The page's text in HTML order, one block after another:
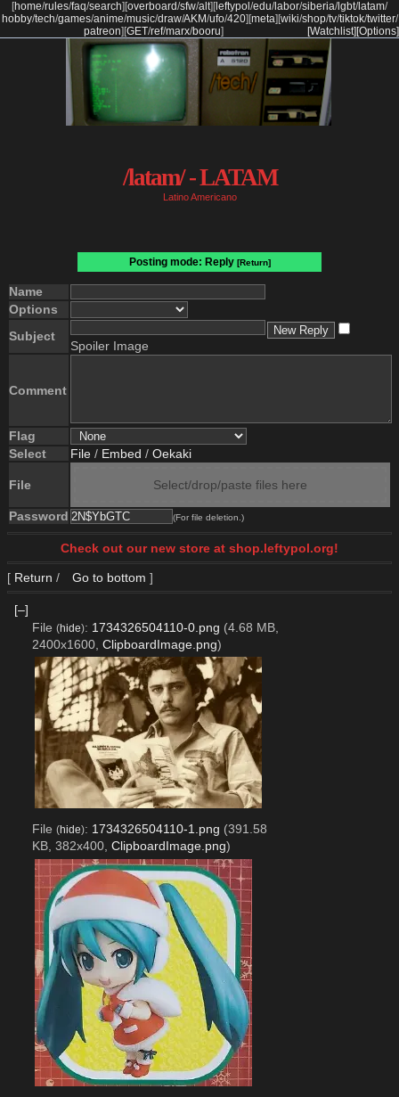
[home/rules/faq/search] [overboard/sfw/alt] [ leftypol /edu/labor/siberia/lgbt/latam/
hobby/tech/games/anime/music/draw/AKM/ufo/420] [meta] [wiki/shop/tv/tiktok/twitter/
patreon] [GET/ref/marx/booru] [Options]
[Watchlist]
/latam/ - LATAM
Latino Americano
Posting mode: Reply [Return]
Name
Options
Subject
Spoiler Image
Comment
Flag
Select
File / Embed / Oekaki
File Select/drop/paste files here
Password (For file deletion.)
Check out our new store at shop.leftypol.org!
[ Return / Go to bottom ]
[–]
File (hide): 1734326504110-0.png (4.68 MB,
2400x1600, ClipboardImage.png)
File (hide): 1734326504110-1.png (391.58
KB, 382x400, ClipboardImage.png)